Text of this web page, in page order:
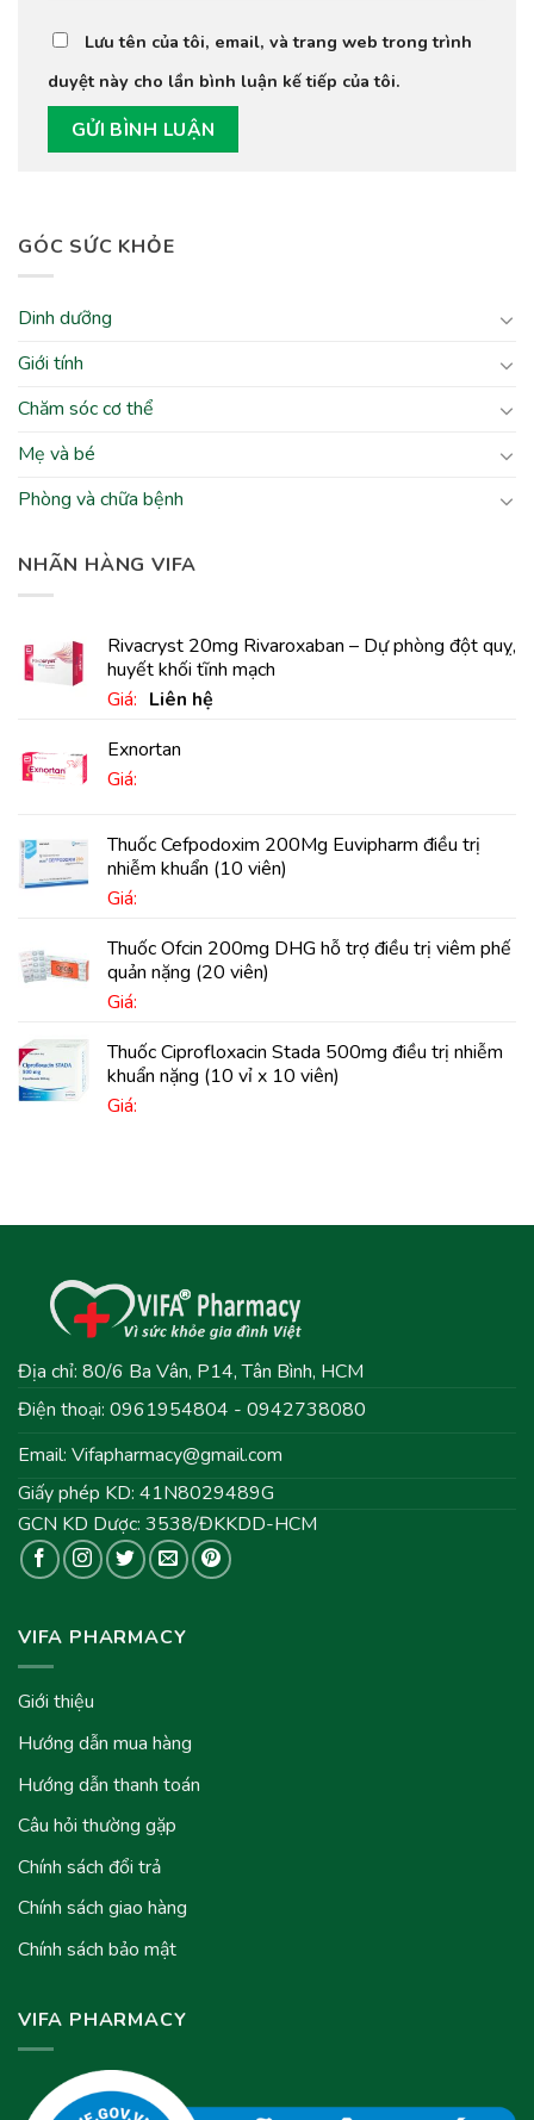
GÓC SỨC KHỎE
Dinh dưỡng
Giới tính
Chăm sóc cơ thể
Mẹ và bé
Phòng và chữa bệnh
NHÃN HÀNG VIFA
Rivacryst 20mg Rivaroxaban – Dự phòng đột quỵ,
huyết khối tĩnh mạch
Giá: Liên hệ
Exnortan
Giá:
Thuốc Cefpodoxim 200Mg Euvipharm điều trị
nhiễm khuẩn (10 viên)
Giá:
Thuốc Ofcin 200mg DHG hỗ trợ điều trị viêm phế
quản nặng (20 viên)
Giá:
Thuốc Ciprofloxacin Stada 500mg điều trị nhiễm
khuẩn nặng (10 vỉ x 10 viên)
Giá:
Lưu tên của tôi, email, và trang web trong trình
duyệt này cho lần bình luận kế tiếp của tôi.
Địa chỉ: 80/6 Ba Vân, P14, Tân Bình, HCM
Điện thoại: 0961954804 - 0942738080
Email: Vifapharmacy@gmail.com
Giấy phép KD: 41N8029489G
GCN KD Dược: 3538/ĐKKDD-HCM
VIFA PHARMACY
Giới thiệu
Hướng dẫn mua hàng
Hướng dẫn thanh toán
Câu hỏi thường gặp
Chính sách đổi trả
Chính sách giao hàng
Chính sách bảo mật
VIFA PHARMACY